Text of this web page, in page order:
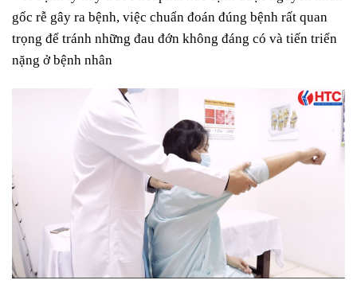
gốc rễ gây ra bệnh, việc chuẩn đoán đúng bệnh rất quan
trọng để tránh những đau đớn không đáng có và tiến triển
nặng ở bệnh nhân